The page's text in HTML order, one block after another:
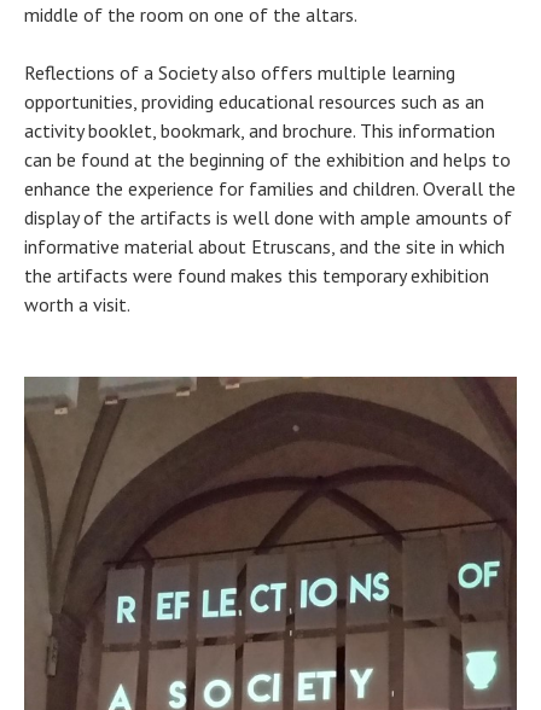
middle of the room on one of the altars.
Reflections of a Society also offers multiple learning
opportunities, providing educational resources such as an
activity booklet, bookmark, and brochure. This information
can be found at the beginning of the exhibition and helps to
enhance the experience for families and children. Overall the
display of the artifacts is well done with ample amounts of
informative material about Etruscans, and the site in which
the artifacts were found makes this temporary exhibition
worth a visit.